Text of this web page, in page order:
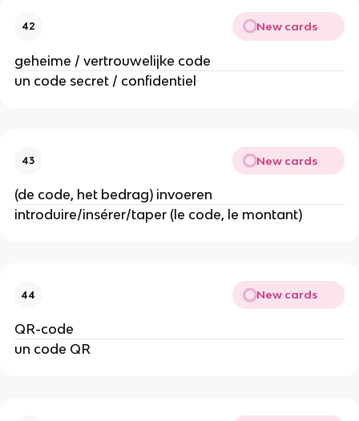
42 New cards
geheime / vertrouwelijke code
un code secret / confidentiel
43 New cards
(de code, het bedrag) invoeren
introduire/insérer/taper (le code, le montant)
44 New cards
QR-code
un code QR